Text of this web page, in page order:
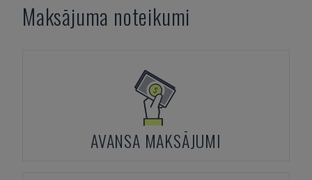
Maksājuma noteikumi
AVANSA MAKSĀJUMI